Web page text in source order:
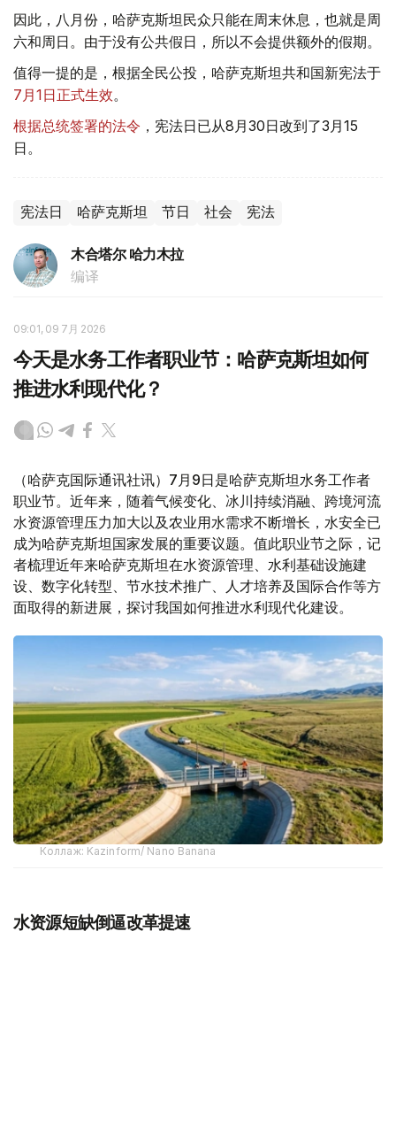
因此，八月份，哈萨克斯坦民众只能在周末休息，也就是周
六和周日。由于没有公共假日，所以不会提供额外的假期。
值得一提的是，根据全民公投，哈萨克斯坦共和国新宪法于
7月1日正式生效。
根据总统签署的法令 ，宪法日已从8月30日改到了3月15
日。
宪法日 哈萨克斯坦 节日 社会 宪法
木合塔尔 哈力木拉
编译
09:01, 09 7月 2026
今天是水务工作者职业节：哈萨克斯坦如何
推进水利现代化？
（哈萨克国际通讯社讯）7月9日是哈萨克斯坦水务工作者
职业节。近年来，随着气候变化、冰川持续消融、跨境河流
水资源管理压力加大以及农业用水需求不断增长，水安全已
成为哈萨克斯坦国家发展的重要议题。值此职业节之际，记
者梳理近年来哈萨克斯坦在水资源管理、水利基础设施建
设、数字化转型、节水技术推广、人才培养及国际合作等方
面取得的新进展，探讨我国如何推进水利现代化建设。
Коллаж: Kazinform/ Nano Banana
水资源短缺倒逼改革提速